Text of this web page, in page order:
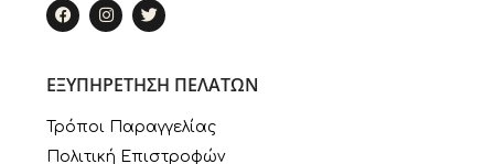
ΕΞΥΠΗΡΕΤΗΣΗ ΠΕΛΑΤΩΝ
Τρόποι Παραγγελίας
Πολιτική Επιστροφών